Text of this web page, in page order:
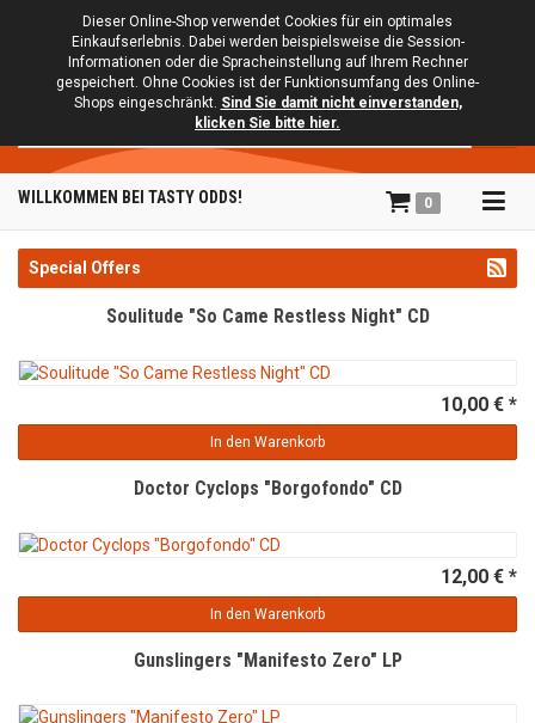
Dieser Online-Shop verwendet Cookies für ein optimales
Einkaufserlebnis. Dabei werden beispielsweise die Session-
Informationen oder die Spracheinstellung auf Ihrem Rechner
gespeichert. Ohne Cookies ist der Funktionsumfang des Online-
Shops eingeschränkt. Sind Sie damit nicht einverstanden,
klicken Sie bitte hier.
WILLKOMMEN BEI TASTY ODDS! 0
Special Offers
Soulitude "So Came Restless Night" CD
10,00 € *
In den Warenkorb
Doctor Cyclops "Borgofondo" CD
12,00 € *
In den Warenkorb
Gunslingers "Manifesto Zero" LP